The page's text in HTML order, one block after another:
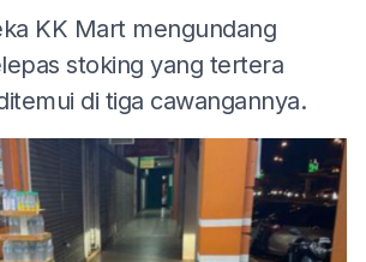
KK Mart mengundang
stoking yang tertera
di tiga cawangannya.